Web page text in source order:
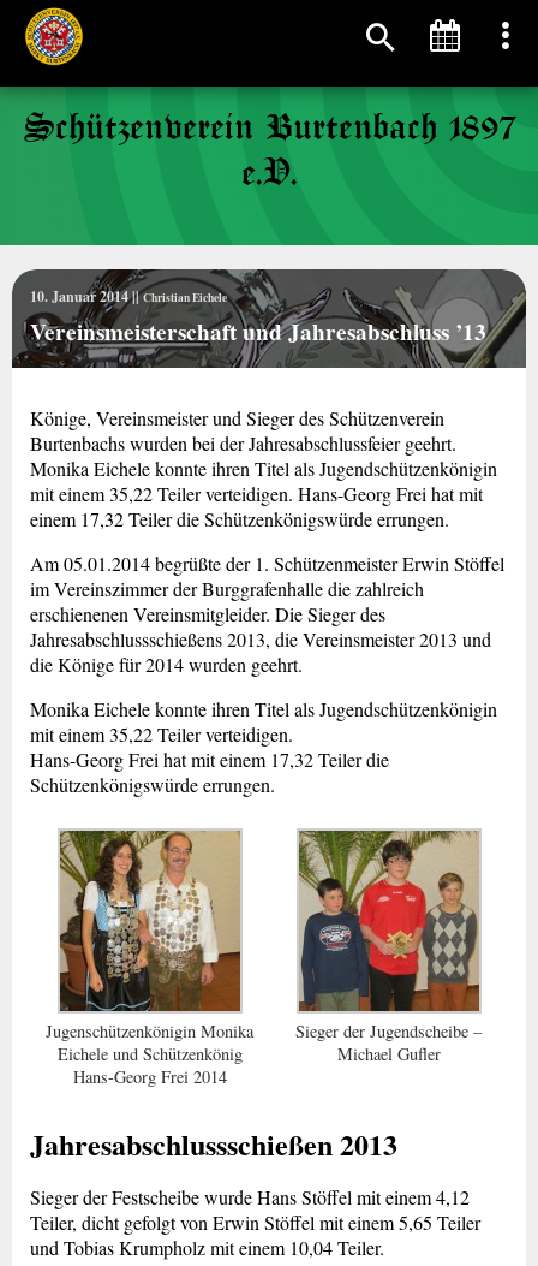
Schützenverein Burtenbach 1897
e.V.
10. Januar 2014 ||Christian Eichele
Vereinsmeisterschaft und Jahresabschluss ’13
Könige, Vereinsmeister und Sieger des Schützenverein
Burtenbachs wurden bei der Jahresabschlussfeier geehrt.
Monika Eichele konnte ihren Titel als Jugendschützenkönigin
mit einem 35,22 Teiler verteidigen. Hans-Georg Frei hat mit
einem 17,32 Teiler die Schützenkönigswürde errungen.
Am 05.01.2014 begrüßte der 1. Schützenmeister Erwin Stöffel
im Vereinszimmer der Burggrafenhalle die zahlreich
erschienenen Vereinsmitgleider. Die Sieger des
Jahresabschlussschießens 2013, die Vereinsmeister 2013 und
die Könige für 2014 wurden geehrt.
Monika Eichele konnte ihren Titel als Jugendschützenkönigin
mit einem 35,22 Teiler verteidigen.
Hans-Georg Frei hat mit einem 17,32 Teiler die
Schützenkönigswürde errungen.
Jugenschützenkönigin Monika
Eichele und Schützenkönig
Hans-Georg Frei 2014
Sieger der Jugendscheibe –
Michael Gufler
Jahresabschlussschießen 2013
Sieger der Festscheibe wurde Hans Stöffel mit einem 4,12
Teiler, dicht gefolgt von Erwin Stöffel mit einem 5,65 Teiler
und Tobias Krumpholz mit einem 10,04 Teiler.